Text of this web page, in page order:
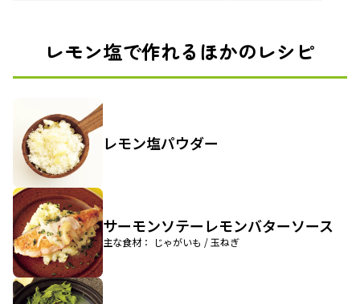
レモン塩で作れるほかのレシピ
レモン塩パウダー
サーモンソテーレモンバターソース
主な食材： じゃがいも / 玉ねぎ